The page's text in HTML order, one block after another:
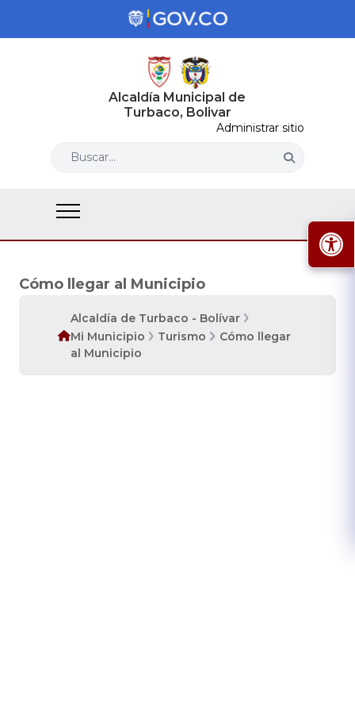
Alcaldía Municipal de
Turbaco, Bolivar
Administrar sitio
Buscar...
Cómo llegar al Municipio
Alcaldía de Turbaco - Bolívar
Mi Municipio
Turismo
Cómo llegar
al Municipio